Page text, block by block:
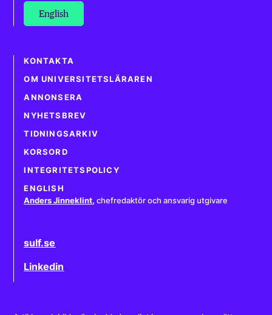
English
KONTAKTA
OM UNIVERSITETSLÄRAREN
ANNONSERA
NYHETSBREV
TIDNINGSARKIV
KORSORD
INTEGRITETSPOLICY
ENGLISH
Anders Jinneklint, chefredaktör och ansvarig utgivare
sulf.se
Linkedin